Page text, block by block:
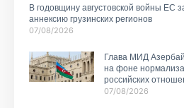
В годовщину августовской войны ЕС
аннексию грузинских регионов
07/08/2026
Глава МИД
на фоне
российских
07/08/2026